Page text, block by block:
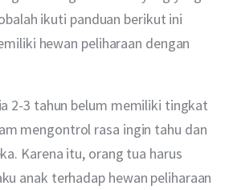
ikuti panduan berikut ini
hewan peliharaan dengan
2-3 tahun belum memiliki tingkat
mengontrol rasa ingin tahu dan
Karena itu, orang tua harus
anak terhadap hewan peliharaan